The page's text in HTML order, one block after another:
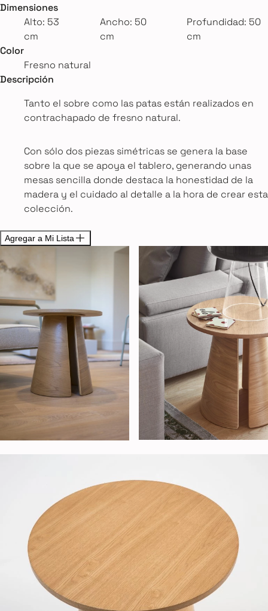
Dimensiones
Alto: 53
cm
Ancho: 50
cm
Profundidad: 50
cm
Color
Fresno natural
Descripción
Tanto el sobre como las patas están realizados en
contrachapado de fresno natural.
Con sólo dos piezas simétricas se genera la base
sobre la que se apoya el tablero, generando unas
mesas sencilla donde destaca la honestidad de la
madera y el cuidado al detalle a la hora de crear esta
colección.
Agregar a Mi Lista